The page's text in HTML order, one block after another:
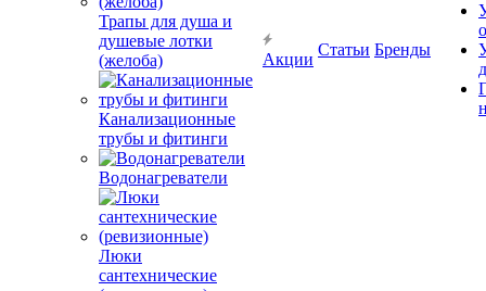
Трапы для душа и
душевые лотки
(желоба)
Канализационные
трубы и фитинги
Водонагреватели
Люки
сантехнические
Акции
Статьи Бренды